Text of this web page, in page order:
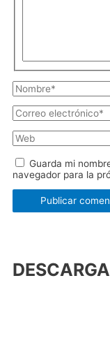
Guarda mi
navegador para la